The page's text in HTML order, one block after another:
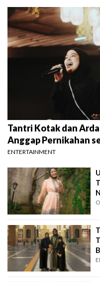
Tantri Kotak dan
Anggap Pernikahan
ENTERTAINMENT